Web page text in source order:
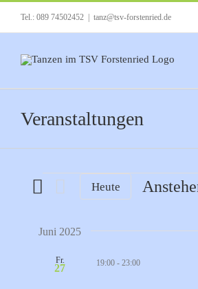
InhaltTel.: 089 74502452 tanz@tsv-forstenried.de
Veranstaltungen
Veranstaltungen
Heute
Juni 2025
Fr.
27 19:00 - 23:00